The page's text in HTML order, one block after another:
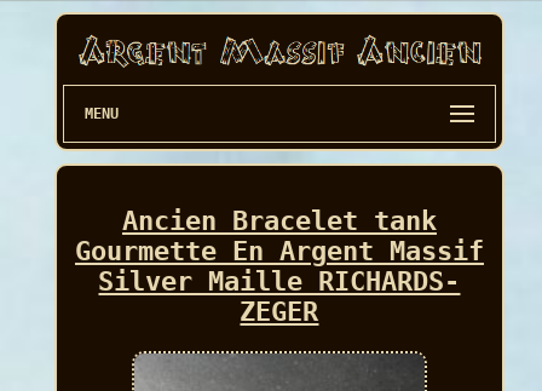
MENU
Ancien Bracelet tank
Gourmette En Argent Massif
Silver Maille RICHARDS-
ZEGER